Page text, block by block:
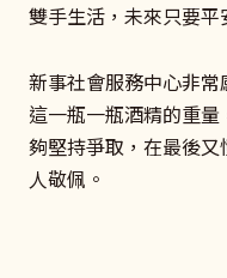
雙手生活，未來只要平
新事社會服務中心非常
這一瓶一瓶酒精的重
夠堅持爭取，在最後
人敬佩。